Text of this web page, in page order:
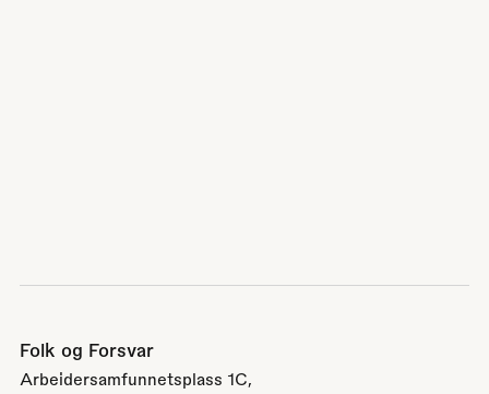
Folk og Forsvar
Arbeidersamfunnetsplass 1C,